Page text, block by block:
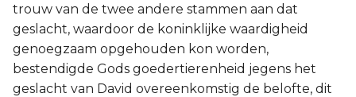
trouw van de twee andere stammen aan dat
geslacht, waardoor de koninklijke waardigheid
genoegzaam opgehouden kon worden,
bestendigde Gods goedertierenheid jegens het
geslacht van David overeenkomstig de belofte, dit